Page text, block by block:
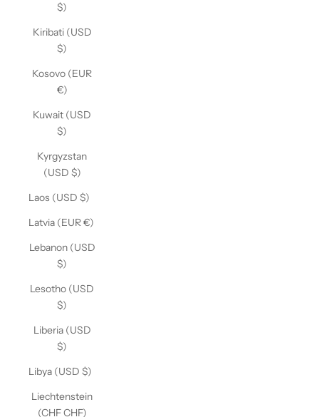
$)
Kiribati (USD
$)
Kosovo (EUR
€)
Kuwait (USD
$)
Kyrgyzstan
(USD $)
Laos (USD $)
Latvia (EUR €)
Lebanon (USD
$)
Lesotho (USD
$)
Liberia (USD
$)
Libya (USD $)
Liechtenstein
(CHF CHF)